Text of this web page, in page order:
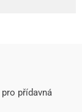
pro přídavná